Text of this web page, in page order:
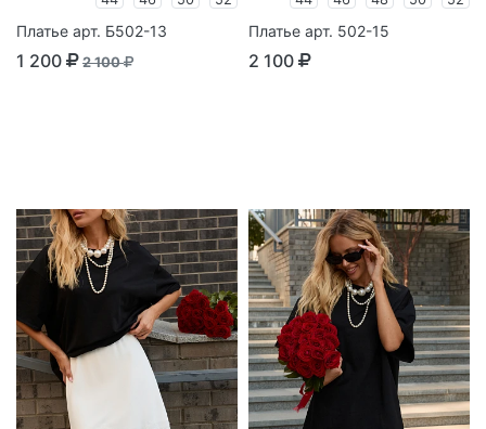
Платье арт. Б502-13
1 200 2 100
Платье арт. 502-15
2 100